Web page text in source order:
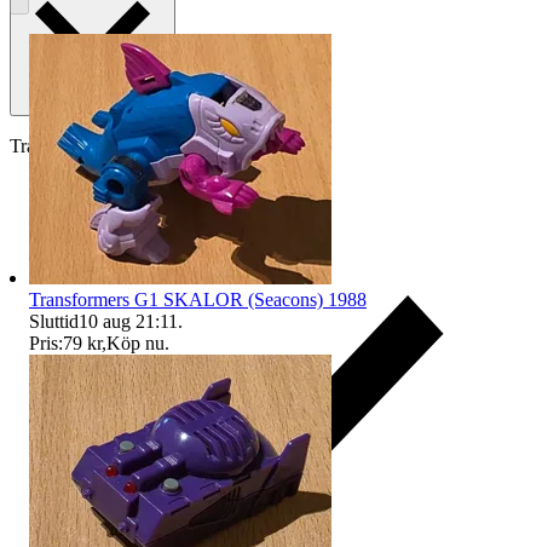
Traderas köparskydd
Transformers G1 SKALOR (Seacons) 1988
Sluttid10 aug 21:11 .
Pris:79 kr,Köp nu.